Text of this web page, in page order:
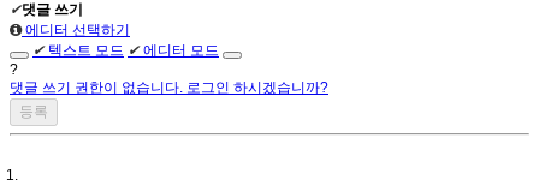
✔댓글 쓰기
에디터 선택하기
✔ 텍스트 모드 ✔에디터 모드
?
댓글 쓰기 권한이 없습니다. 로그인 하시겠습니까?